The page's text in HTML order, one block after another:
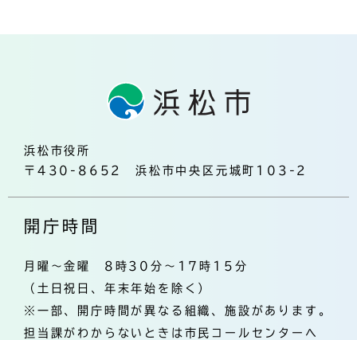
浜松市役所
〒430-8652 浜松市中央区元城町103-2
開庁時間
月曜～金曜 8時30分～17時15分
（土日祝日、年末年始を除く）
※一部、開庁時間が異なる組織、施設があります。
担当課がわからないときは市民コールセンターへ